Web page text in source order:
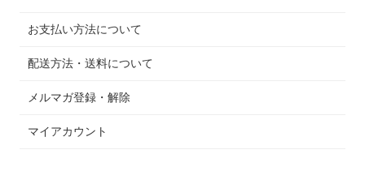
お支払い方法について
配送方法・送料について
メルマガ登録・解除
マイアカウント